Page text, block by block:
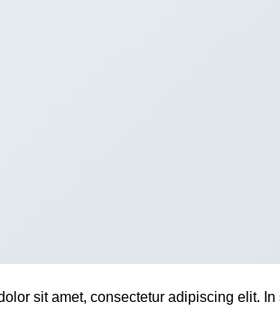
sit amet, consectetur adipiscing elit.